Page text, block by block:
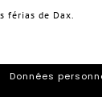
férias de Dax.
Données